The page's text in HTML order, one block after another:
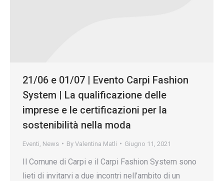
21/06 e 01/07 | Evento Carpi Fashion
System | La qualificazione delle
imprese e le certificazioni per la
sostenibilità nella moda
Eventi News By Valentina Matli Giugno 11, 2021
Il Comune di Carpi e il Carpi Fashion System sono
lieti di invitarvi a due incontri nell’ambito di un